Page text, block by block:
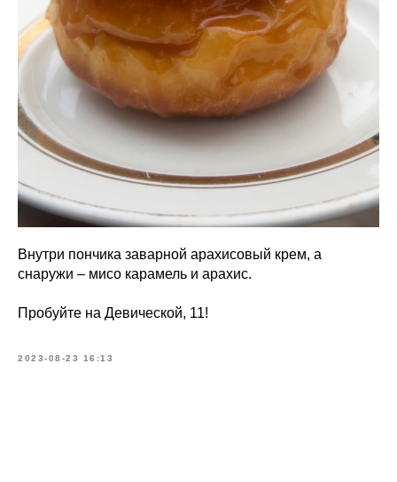
Внутри пончика заварной арахисовый крем, а
снаружи – мисо карамель и арахис.
Пробуйте на Девической, 11!
2023-08-23 16:13